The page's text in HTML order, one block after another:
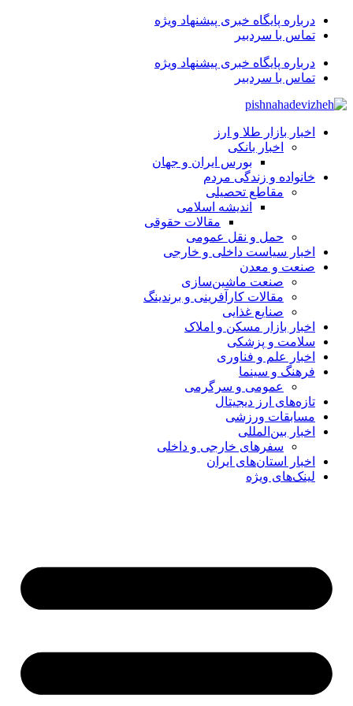
درباره پایگاه خبری پیشنهاد ویژه
تماس با سردبیر
درباره پایگاه خبری پیشنهاد ویژه
تماس با سردبیر
اخبار بازار طلا و ارز
اخبار بانکی
بورس ایران و جهان
خانواده و زندگی مردم
مقاطع تحصیلی
اندیشه اسلامی
مقالات حقوقی
حمل و نقل عمومی
اخبار سیاست داخلی و خارجی
صنعت و معدن
صنعت ماشین‌سازی
مقالات کارآفرینی و برندینگ
صنایع غذایی
اخبار بازار مسکن و املاک
سلامت و پزشکی
اخبار علم و فناوری
فرهنگ و سینما
عمومی و سرگرمی
تازه‌های ارز دیجیتال
مسابقات ورزشی
اخبار بین‌المللی
سفرهای خارجی و داخلی
اخبار استان‌های ایران
لینک‌های ویژه